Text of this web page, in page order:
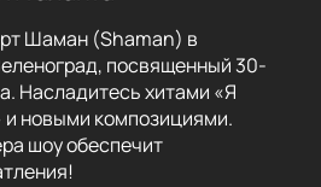
Шаман (Shaman) в
посвященный 30-
Насладитесь хитами «Я
и новыми композициями.
шоу обеспечит